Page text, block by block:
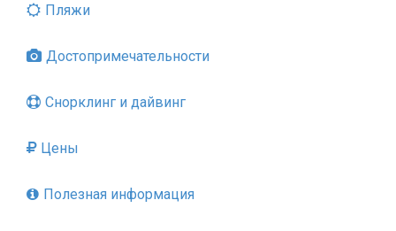
Пляжи
Достопримечательности
Снорклинг и дайвинг
Цены
Полезная информация